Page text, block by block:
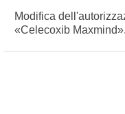
Modifica
«Celecoxib